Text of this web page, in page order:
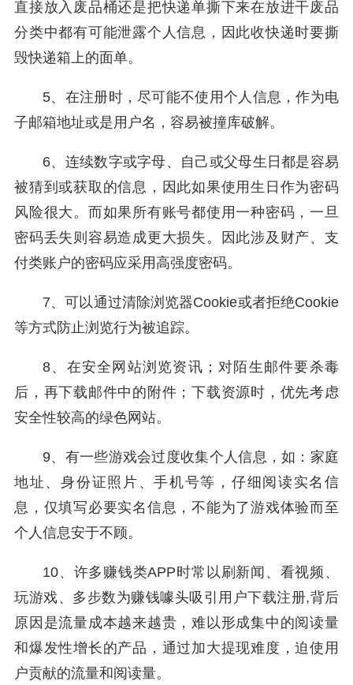
直接放入废品桶还是把快递单撕下来在放进干废品
分类中都有可能泄露个人信息，因此收快递时要撕
毁快递箱上的面单。
5、在注册时，尽可能不使用个人信息，作为电
子邮箱地址或是用户名，容易被撞库破解。
6、连续数字或字母、自己或父母生日都是容易
被猜到或获取的信息，因此如果使用生日作为密码
风险很大。而如果所有账号都使用一种密码，一旦
密码丢失则容易造成更大损失。因此涉及财产、支
付类账户的密码应采用高强度密码。
7、可以通过清除浏览器Cookie或者拒绝Cookie
等方式防止浏览行为被追踪。
8、在安全网站浏览资讯；对陌生邮件要杀毒
后，再下载邮件中的附件；下载资源时，优先考虑
安全性较高的绿色网站。
9、有一些游戏会过度收集个人信息，如：家庭
地址、身份证照片、手机号等，仔细阅读实名信
息，仅填写必要实名信息，不能为了游戏体验而至
个人信息安于不顾。
10、许多赚钱类APP时常以刷新闻、看视频、
玩游戏、多步数为赚钱噱头吸引用户下载注册,背后
原因是流量成本越来越贵，难以形成集中的阅读量
和爆发性增长的产品，通过加大提现难度，迫使用
户贡献的流量和阅读量。